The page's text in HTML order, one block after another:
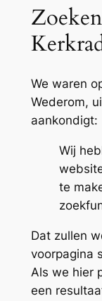
We waren
Wederom,
aankondigt:
Wij
te
Dat zullen
voorpagina
Als we hier
een